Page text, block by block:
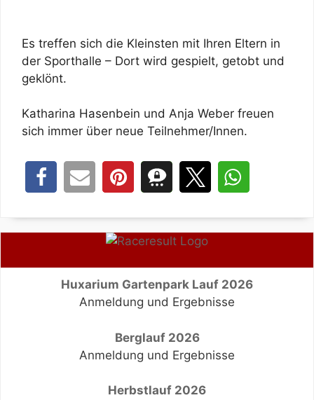
Es treffen sich die Kleinsten mit Ihren Eltern in
der Sporthalle – Dort wird gespielt, getobt und
geklönt.
Katharina Hasenbein und Anja Weber freuen
sich immer über neue Teilnehmer/Innen.
Huxarium Gartenpark Lauf 2026
Anmeldung und Ergebnisse
Berglauf 2026
Anmeldung und Ergebnisse
Herbstlauf 2026